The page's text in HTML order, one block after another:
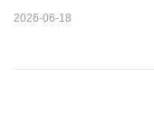
2026-06-18